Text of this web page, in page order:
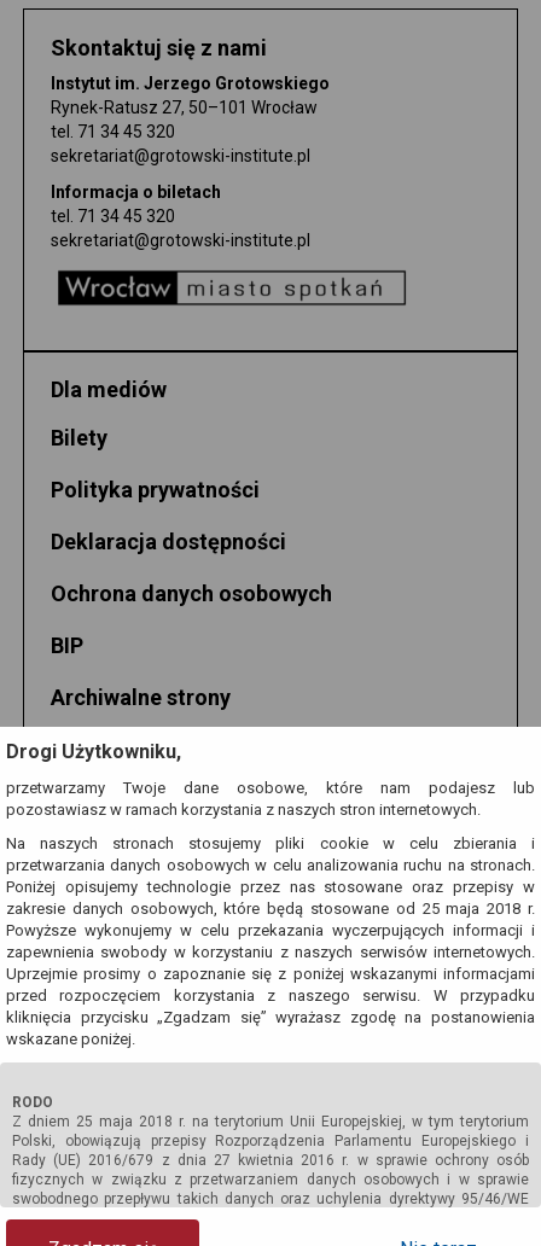
Skontaktuj się z nami
Instytut im. Jerzego Grotowskiego
Rynek-Ratusz 27, 50–101 Wrocław
tel. 71 34 45 320
sekretariat@grotowski-institute.pl
Informacja o biletach
tel. 71 34 45 320
sekretariat@grotowski-institute.pl
Dla mediów
Bilety
Polityka prywatności
Deklaracja dostępności
Ochrona danych osobowych
BIP
Archiwalne strony
Jerzy Grotowski
Grotowski.net
Wiadomości Wrocław Pogoda Wrocław
Rozkład jazdy MPK
Drogi Użytkowniku,
przetwarzamy Twoje dane osobowe, które nam podajesz lub
pozostawiasz w ramach korzystania z naszych stron internetowych.
Na naszych stronach stosujemy pliki cookie w celu zbierania i
przetwarzania danych osobowych w celu analizowania ruchu na stronach.
Poniżej opisujemy technologie przez nas stosowane oraz przepisy w
zakresie danych osobowych, które będą stosowane od 25 maja 2018 r.
Powyższe wykonujemy w celu przekazania wyczerpujących informacji i
zapewnienia swobody w korzystaniu z naszych serwisów internetowych.
Uprzejmie prosimy o zapoznanie się z poniżej wskazanymi informacjami
przed rozpoczęciem korzystania z naszego serwisu. W przypadku
kliknięcia przycisku „Zgadzam się” wyrażasz zgodę na postanowienia
wskazane poniżej.
RODO
Z dniem 25 maja 2018 r. na terytorium Unii Europejskiej, w tym terytorium
Polski, obowiązują przepisy Rozporządzenia Parlamentu Europejskiego i
Rady (UE) 2016/679 z dnia 27 kwietnia 2016 r. w sprawie ochrony osób
fizycznych w związku z przetwarzaniem danych osobowych i w sprawie
swobodnego przepływu takich danych oraz uchylenia dyrektywy 95/46/WE
(ogólne rozporządzenie o ochronie danych) (zwane dalej RODO). Jako akt
powszechnie obowiązującego prawa Unii Europejskiej, RODO obowiązywać